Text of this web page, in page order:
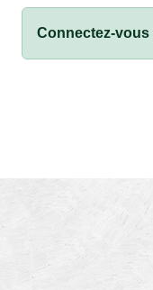
Connectez-vous